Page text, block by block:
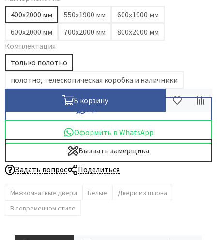
Eclisse
El Porta
Fantom
Fimet
Fratelli Cattini
Fuaro
Hausdoors
HSU
Krona Koblenz
Legend
LiGa
400х2000 мм
550х1900 мм
600х1900 мм
600х2000 мм
700х2000 мм
800х2000 мм
Комплектация
только полотно
полотно, телескопическая коробка и наличники
В корзину
Оформить в WhatsApp
Вызвать замерщика
Задать вопрос
Поделиться
Межкомнатные двери Белые
Двери из шпона
В современном стиле